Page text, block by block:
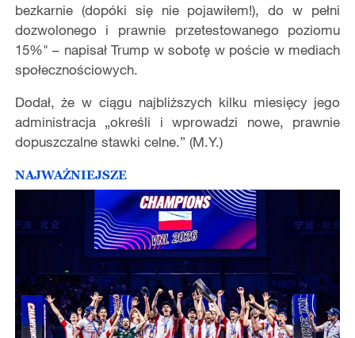
bezkarnie (dopóki się nie pojawiłem!), do w pełni
dozwolonego i prawnie przetestowanego poziomu
15%" – napisał Trump w sobotę w poście w mediach
społecznościowych.
Dodał, że w ciągu najbliższych kilku miesięcy jego
administracja „określi i wprowadzi nowe, prawnie
dopuszczalne stawki celne.” (M.Y.)
NAJWAŻNIEJSZE